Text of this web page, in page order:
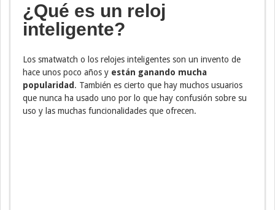
¿Qué es un reloj
inteligente?
Los smatwatch o los relojes inteligentes son un invento de
hace unos poco años y están ganando mucha
popularidad. También es cierto que hay muchos usuarios
que nunca ha usado uno por lo que hay confusión sobre su
uso y las muchas funcionalidades que ofrecen.